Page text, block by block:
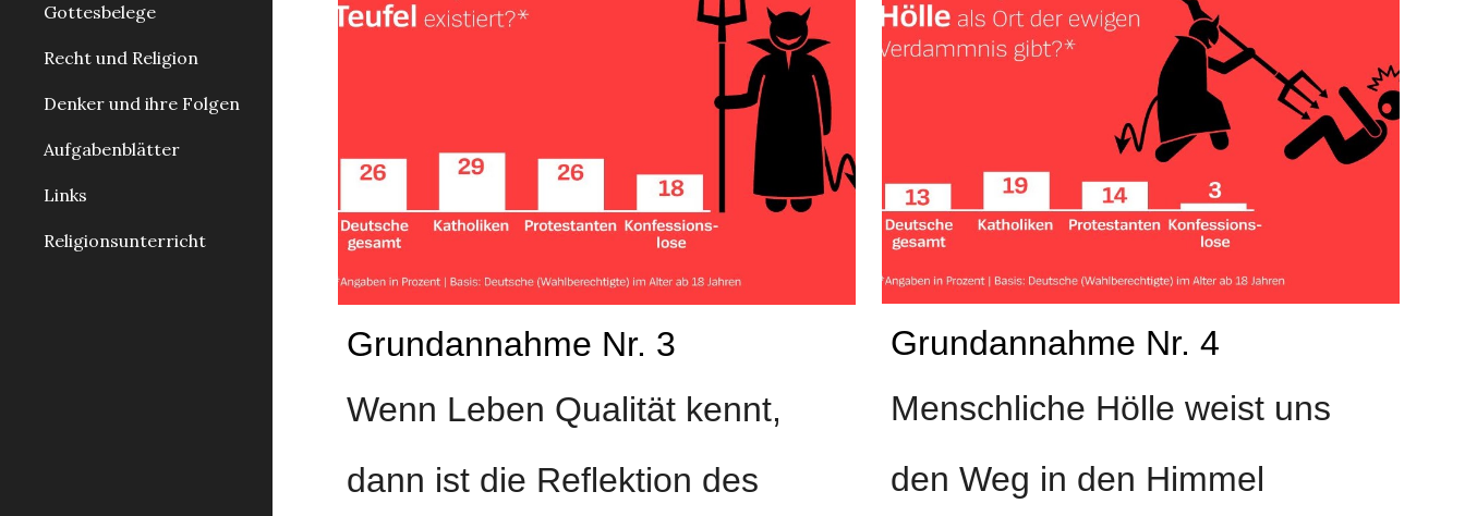
Gottesbelege
Recht und Religion
Denker und ihre Folgen
Aufgabenblätter
Links
Religionsunterricht
Grundannahme Nr. 3
Wenn Leben Qualität kennt,
dann ist die Reflektion des
Grundannahme Nr. 4
Menschliche Hölle weist uns
den Weg in den Himmel